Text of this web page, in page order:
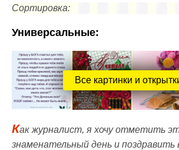
Сортировка:
Универсальные:
Все картинки и
Как журналист, я хочу отметить
знаменательный день и поздравить